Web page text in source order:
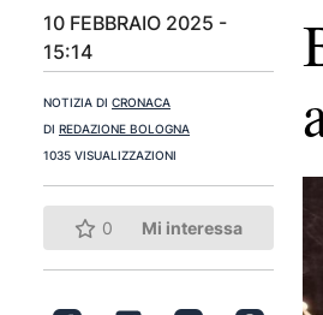
10 FEBBRAIO 2025 -
15:14
NOTIZIA DI CRONACA
DI REDAZIONE BOLOGNA
1035 VISUALIZZAZIONI
0 Mi interessa